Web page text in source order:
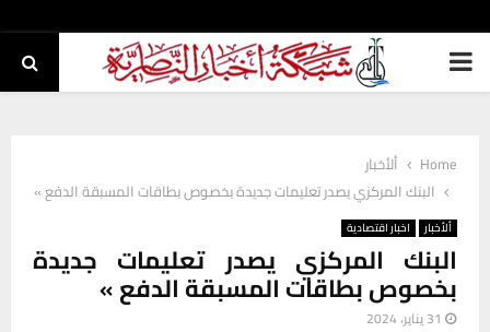
PRIMARY
Home
ألأخبار
البنك المركزي يصدر تعليمات جديدة بخصوص بطاقات المسبقة الدفع »
ألأخبار اخبار اقتصادية
البنك المركزي يصدر تعليمات جديدة
بخصوص بطاقات المسبقة الدفع »
31 يناير، 2024